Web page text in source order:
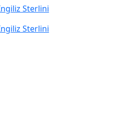
Sterlini
Sterlini